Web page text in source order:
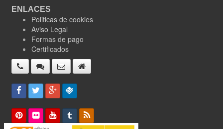
ENLACES
Politicas de cookies
Aviso Legal
Formas de pago
Certificados